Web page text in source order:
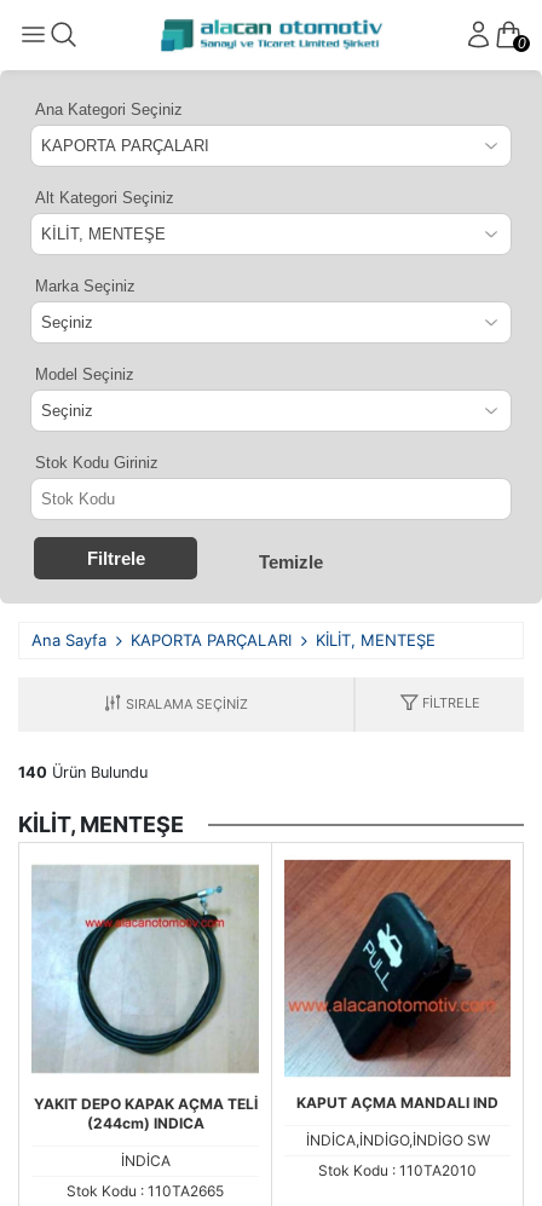
0
Ana Kategori Seçiniz
Alt Kategori Seçiniz
Marka Seçiniz
Model Seçiniz
Stok Kodu Giriniz
Filtrele Temizle
Ana Sayfa KAPORTA PARÇALARI KİLİT, MENTEŞE
FILTRELE
140 Ürün Bulundu
KİLİT, MENTEŞE
YAKIT DEPO KAPAK AÇMA TELİ
(244cm) INDICA
İNDİCA
Stok Kodu : 110TA2665
KAPUT AÇMA MANDALI IND
İNDİCA,İNDİGO,İNDİGO SW
Stok Kodu : 110TA2010